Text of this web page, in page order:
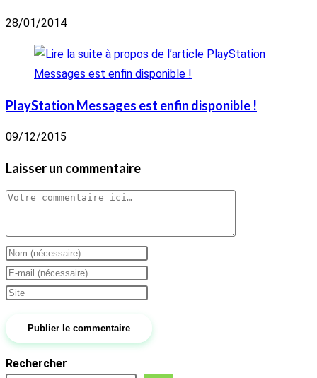
28/01/2014
PlayStation Messages est enfin disponible !
09/12/2015
Laisser un commentaire
Comment
Enter
your
name
username
comment
Enter
your
address
comment
Saisir
de
votre
site
Rechercher